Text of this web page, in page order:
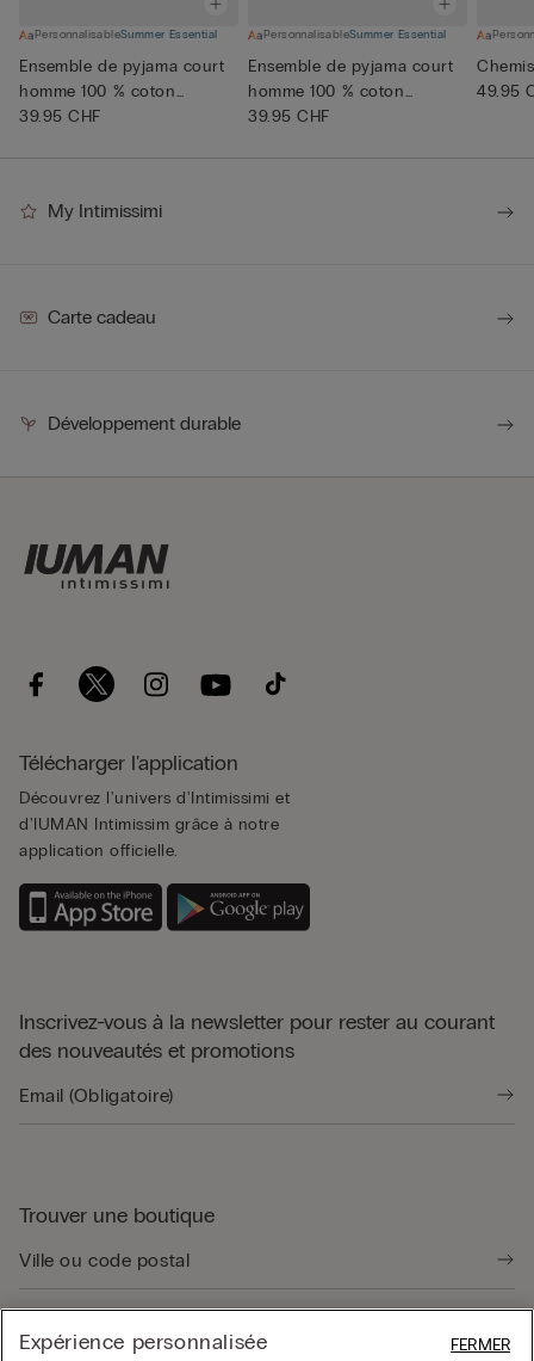
PersonnalisableSummer Essential
Ensemble de pyjama court
homme 100 % coton
Supérie...
39.95 CHF
PersonnalisableSummer Essential
Ensemble de pyjama court
homme 100 % coton
Supérie...
39.95 CHF
49.95
My Intimissimi
Carte cadeau
Développement durable
Télécharger l'application
Découvrez l'univers d'Intimissimi et
d'IUMAN Intimissim grâce à notre
application officielle.
Inscrivez-vous à la newsletter pour rester au courant
des nouveautés et promotions
Trouver une boutique
Expérience personnalisée FERMER